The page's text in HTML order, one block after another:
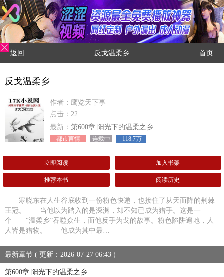
返回 反戈温柔乡 首页
反戈温柔乡
作者：鹰览天下事
点击：22
最新： 第600章 阳光下的温柔之乡
都市言情 连载中 118.7万
立即阅读 加入书架
推荐本书 阅读历史
寒晓东在人生谷底收到一份粉色快递，也接住了从天而降的荆棘
王冠。 当他以为踏入的是深渊，却不知已成为猎手。这是一
个 “温柔乡”吞噬众生，而他反手为戈的故事。粉色陷阱遍地，人
人皆是猎物。 他成为其中最…
最新章节 ( 更新：2026-07-27 06:43 )
第600章 阳光下的温柔之乡